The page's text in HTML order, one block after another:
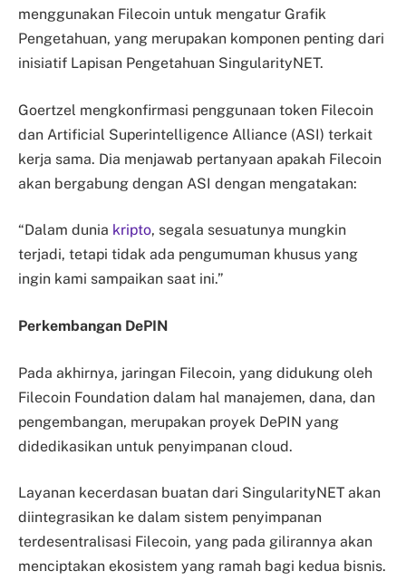
menggunakan Filecoin untuk mengatur Grafik
Pengetahuan, yang merupakan komponen penting dari
inisiatif Lapisan Pengetahuan SingularityNET.
Goertzel mengkonfirmasi penggunaan token Filecoin
dan Artificial Superintelligence Alliance (ASI) terkait
kerja sama. Dia menjawab pertanyaan apakah Filecoin
akan bergabung dengan ASI dengan mengatakan:
“Dalam dunia kripto, segala sesuatunya mungkin
terjadi, tetapi tidak ada pengumuman khusus yang
ingin kami sampaikan saat ini.”
Perkembangan DePIN
Pada akhirnya, jaringan Filecoin, yang didukung oleh
Filecoin Foundation dalam hal manajemen, dana, dan
pengembangan, merupakan proyek DePIN yang
didedikasikan untuk penyimpanan cloud.
Layanan kecerdasan buatan dari SingularityNET akan
diintegrasikan ke dalam sistem penyimpanan
terdesentralisasi Filecoin, yang pada gilirannya akan
menciptakan ekosistem yang ramah bagi kedua bisnis.